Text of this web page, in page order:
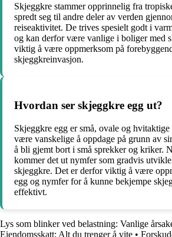
Skjeggkre stammer opprinnelig fra
spredt seg til andre deler av verden
reiseaktivitet. De trives spesielt godt i
og kan derfor være vanlige i boliger med
viktig å være oppmerksom på
skjeggkreinvasjon.
Hvordan ser skjeggkre egg ut?
Skjeggkre egg er små, ovale og
være vanskelige å oppdage på grunn av
å bli gjemt bort i små sprekker og kriker.
kommer det ut nymfer som gradvis
skjeggkre. Det er derfor viktig å være
egg og nymfer for å kunne bekjempe
effektivt.
Lys som blinker ved belastning: Vanlige
Eiendomsskatt: Alt du trenger å vite •